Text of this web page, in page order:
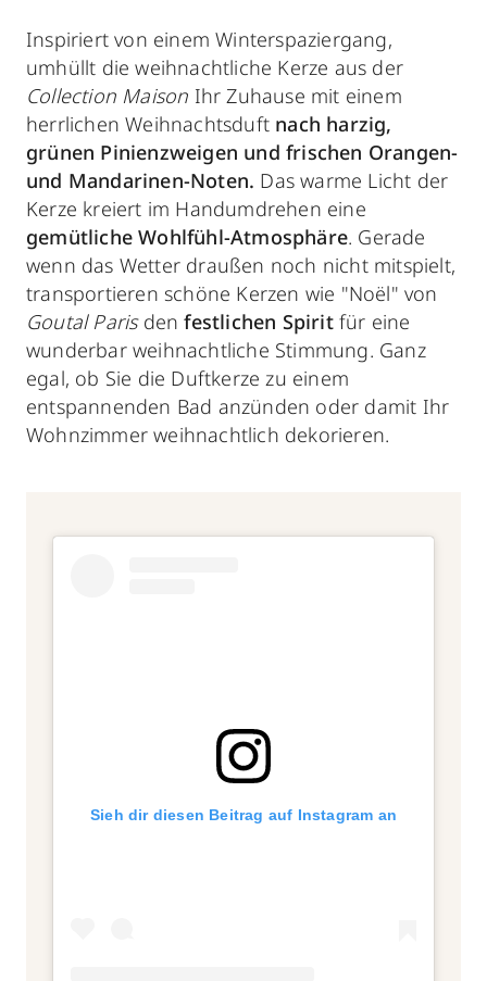
Inspiriert von einem Winterspaziergang,
umhüllt die weihnachtliche Kerze aus der
Collection Maison Ihr Zuhause mit einem
herrlichen Weihnachtsduft nach harzig,
grünen Pinienzweigen und frischen Orangen-
und Mandarinen-Noten. Das warme Licht der
Kerze kreiert im Handumdrehen eine
gemütliche Wohlfühl-Atmosphäre. Gerade
wenn das Wetter draußen noch nicht mitspielt,
transportieren schöne Kerzen wie "Noël" von
Goutal Parisden festlichen Spiritfür eine
wunderbar weihnachtliche Stimmung. Ganz
egal, ob Sie die Duftkerze zu einem
entspannenden Bad anzünden oder damit Ihr
Wohnzimmer weihnachtlich dekorieren.
Sieh dir diesen Beitrag auf Instagram an